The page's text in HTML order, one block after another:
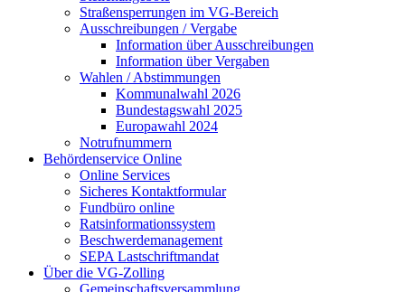
Straßensperrungen im VG-Bereich
Ausschreibungen / Vergabe
Information über Ausschreibungen
Information über Vergaben
Wahlen / Abstimmungen
Kommunalwahl 2026
Bundestagswahl 2025
Europawahl 2024
Notrufnummern
Behördenservice Online
Online Services
Sicheres Kontaktformular
Fundbüro online
Ratsinformationssystem
Beschwerdemanagement
SEPA Lastschriftmandat
Über die VG-Zolling
Gemeinschaftsversammlung